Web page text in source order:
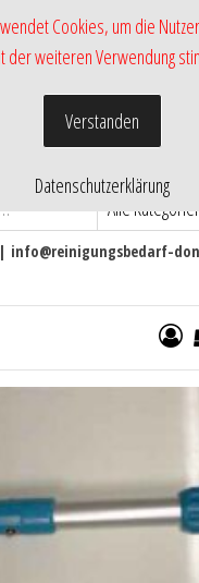
Versand
info@reinigungsbedarf-
Cookies, um die
weiteren Verwendung
Verstanden
Datenschutzerklärung